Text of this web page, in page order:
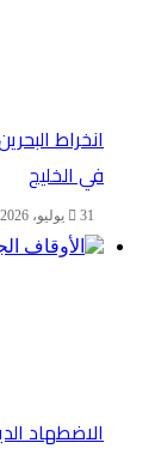
انخراط
في الخليج
31 يوليو، 2026
الاضطهاد